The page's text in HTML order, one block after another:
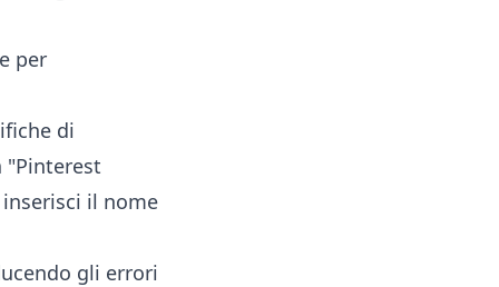
per
di
"Pinterest
il nome
gli errori